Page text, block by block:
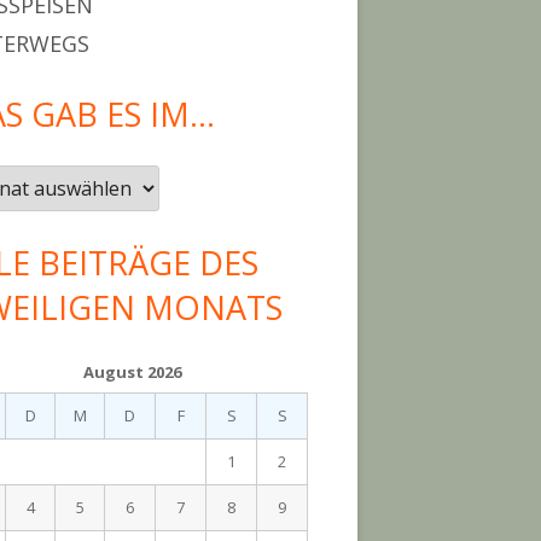
GAB ES IM…
BEITRÄGE DES
MONATS
August 2026
D M D F S S
1 2
4 5 6 7 8 9